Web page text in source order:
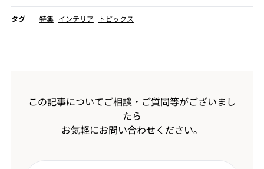
タグ 特集 インテリア トピックス
この記事についてご相談・ご質問等がございまし
たら
お気軽にお問い合わせください。